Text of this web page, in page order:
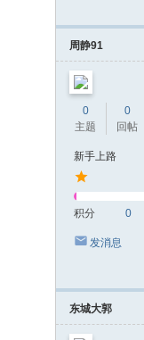
周静91
0
主题
0
回帖
新手上路
积分 0
发消息
东城大郭